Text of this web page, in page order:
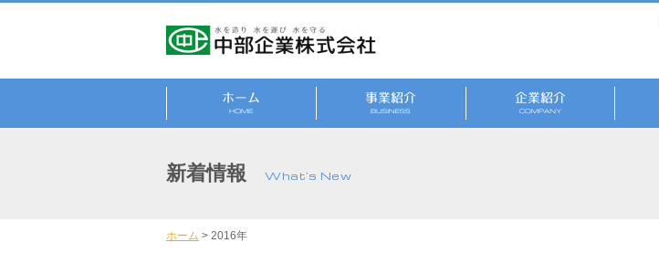
新着情報 What's New
ホーム > 2016年